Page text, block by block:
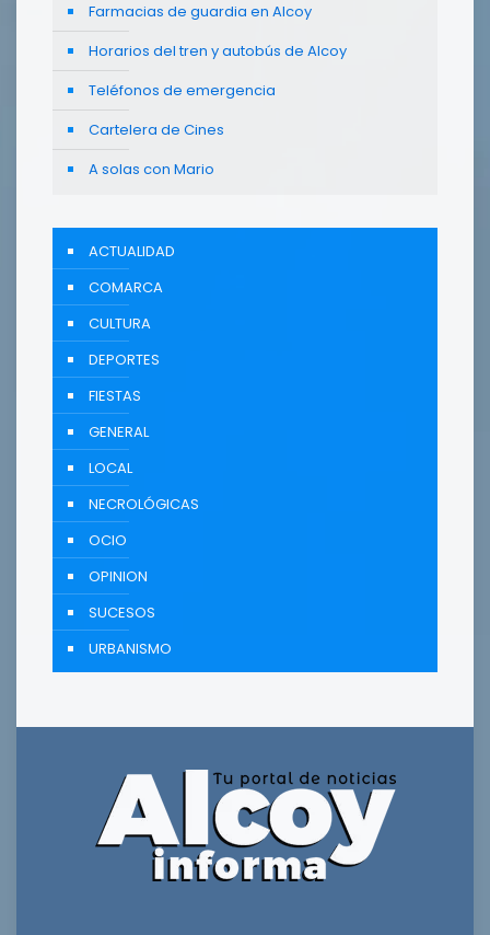
Farmacias de guardia en Alcoy
Horarios del tren y autobús de Alcoy
Teléfonos de emergencia
Cartelera de Cines
A solas con Mario
ACTUALIDAD
COMARCA
CULTURA
DEPORTES
FIESTAS
GENERAL
LOCAL
NECROLÓGICAS
OCIO
OPINION
SUCESOS
URBANISMO